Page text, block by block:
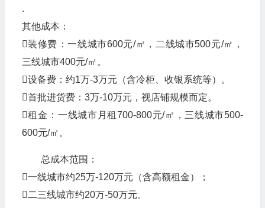
.
‌其他成本‌：
‌装修费‌：一线城市600元/㎡，二线城市500元/㎡，
三线城市400元/㎡。
‌设备费‌：约1万-3万元（含冷柜、收银系统等）。
‌首批进货费‌：3万-10万元，视店铺规模而定。
‌租金‌：一线城市月租700-800元/㎡，三线城市500-
600元/㎡。
‌总成本范围‌：
一线城市约25万-120万元（含高额租金）；
二三线城市约20万-50万元。